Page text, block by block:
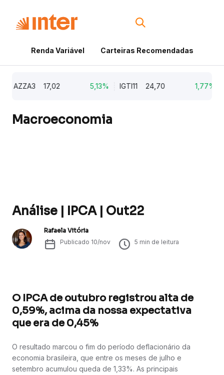
Renda Variável Carteiras Recomendadas
AZZA3 17,02 5,13% IGTI11 24,70 1,77%
Macroeconomia
Análise | IPCA | Out22
Rafaela Vitória
Publicado 10/nov 5 min de leitura
O IPCA de outubro registrou alta de
0,59%, acima da nossa expectativa
que era de 0,45%
O resultado marcou o fim do período deflacionário da
economia brasileira, que entre os meses de julho e
setembro acumulou queda de 1,33%. As principais